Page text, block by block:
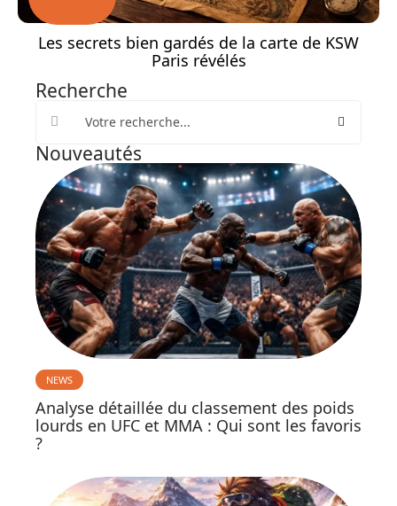
Les secrets bien gardés de la carte de KSW
Paris révélés
Recherche
Nouveautés
NEWS
Analyse détaillée du classement des poids
lourds en UFC et MMA : Qui sont les favoris
?